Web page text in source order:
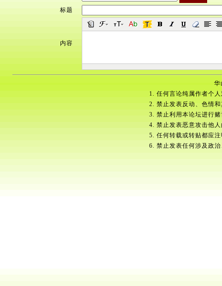
标题
内容
华
1. 任何言论纯属作者个
2. 禁止发表反动、色情
3. 禁止利用本论坛进行
4. 禁止发表恶意攻击他
5. 任何转载或转贴都应
6. 禁止发表任何涉及政